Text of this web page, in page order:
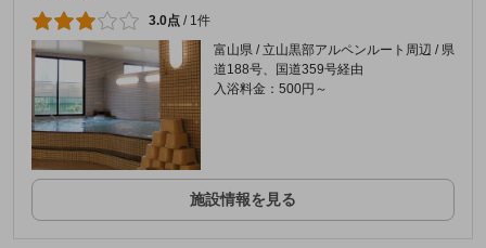
3.0点 / 1件
富山県 / 立山黒部アルペンルート周辺 / 県
道188号、国道359号経由
入浴料金：500円～
施設情報を見る